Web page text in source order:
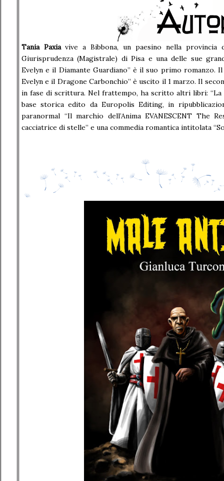
Tania Paxia vive a Bibbona, un paesino nella
Giurisprudenza (Magistrale) di Pisa e una delle sue
Evelyn e il Diamante Guardiano” è il suo primo romanzo.
Evelyn e il Dragone Carbonchio” è uscito il 1 marzo. Il
in fase di scrittura. Nel frattempo, ha scritto altri libri: “La
base storica edito da Europolis Editing, in
paranormal “Il marchio dell’Anima EVANESCENT The
cacciatrice di stelle” e una commedia romantica intitolata